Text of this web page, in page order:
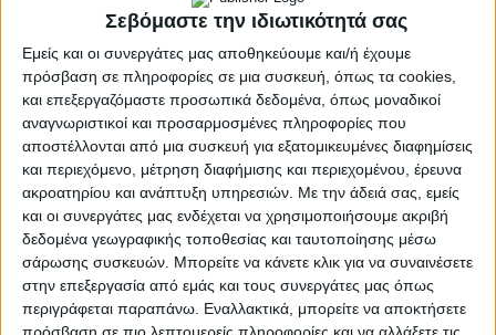
Σεβόμαστε την ιδιωτικότητά σας
Εμείς και οι συνεργάτες μας αποθηκεύουμε και/ή έχουμε
πρόσβαση σε πληροφορίες σε μια συσκευή, όπως τα cookies,
και επεξεργαζόμαστε προσωπικά δεδομένα, όπως μοναδικοί
αναγνωριστικοί και προσαρμοσμένες πληροφορίες που
αποστέλλονται από μια συσκευή για εξατομικευμένες διαφημίσεις
και περιεχόμενο, μέτρηση διαφήμισης και περιεχομένου, έρευνα
ακροατηρίου και ανάπτυξη υπηρεσιών. Με την άδειά σας, εμείς
και οι συνεργάτες μας ενδέχεται να χρησιμοποιήσουμε ακριβή
δεδομένα γεωγραφικής τοποθεσίας και ταυτοποίησης μέσω
σάρωσης συσκευών. Μπορείτε να κάνετε κλικ για να συναινέσετε
στην επεξεργασία από εμάς και τους συνεργάτες μας όπως
περιγράφεται παραπάνω. Εναλλακτικά, μπορείτε να αποκτήσετε
πρόσβαση σε πιο λεπτομερείς πληροφορίες και να αλλάξετε τις
για κατεξοχήν διεπιστημονική
δραστηριότητα.
- Δίνεται η δυνατότητα στους μαθητές μας να
αναπτύξουν πολλαπλές δεξιότητες, όπως κριτική
σκέψη, ομαδική εργασία, συνεργατικότητα, επίλυση
προβλημάτων, δημιουργικότητα, διαχείριση
έργου.
- Συνδυάζει τη μάθηση και το παιχνίδι, αποτελεί μια
ευχάριστη και ευέλικτη διδασκαλία
μάθησης, που προωθεί το κίνητρο των παιδιών και
συμβάλλει στη μετατροπή των σχολείων σε
δημιουργικές κυψέλες γνώσης και καινοτομίας.